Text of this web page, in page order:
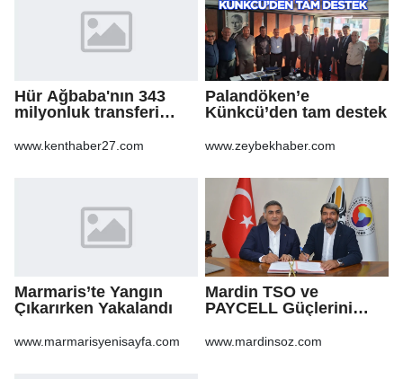
Hür Ağbaba'nın 343
milyonluk transferi
Ağbaba'ya milyonlar
www.kenthaber27.com
Palandöken’e
Künkcü’den tam destek
www.zeybekhaber.com
Marmaris’te Yangın
Çıkarırken Yakalandı
www.marmarisyenisayfa.com
Mardin TSO ve
PAYCELL Güçlerini
www.mardinsoz.com